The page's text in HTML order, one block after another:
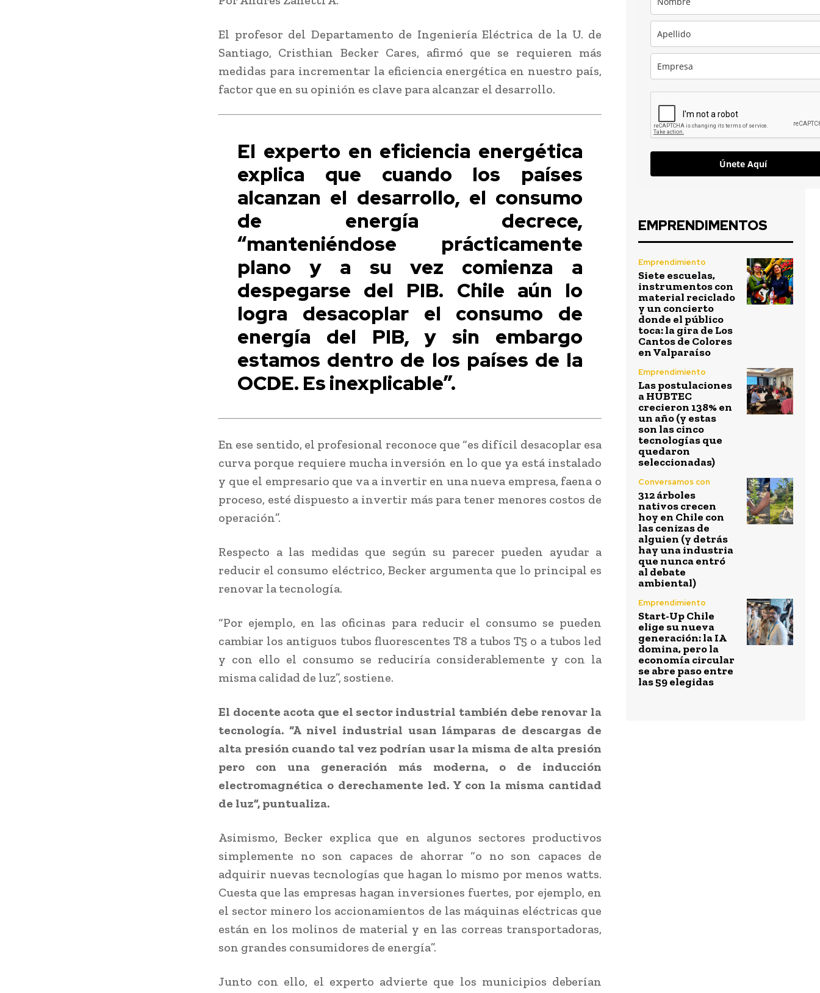
El profesor del Departamento de Ingeniería Eléctrica de la U. de
Santiago, Cristhian Becker Cares, afirmó que se requieren más
medidas para incrementar la eficiencia energética en nuestro país,
factor que en su opinión es clave para alcanzar el desarrollo.
El experto en eficiencia energética
explica que cuando los países
alcanzan el desarrollo, el consumo
de energía decrece,
“manteniéndose prácticamente
plano y a su vez comienza a
despegarse del PIB. Chile aún lo
logra desacoplar el consumo de
energía del PIB, y sin embargo
estamos dentro de los países de la
OCDE. Es inexplicable”.
En ese sentido, el profesional reconoce que “es difícil desacoplar esa
curva porque requiere mucha inversión en lo que ya está instalado
y que el empresario que va a invertir en una nueva empresa, faena o
proceso, esté dispuesto a invertir más para tener menores costos de
operación”.
Respecto a las medidas que según su parecer pueden ayudar a
reducir el consumo eléctrico, Becker argumenta que lo principal es
renovar la tecnología.
“Por ejemplo, en las oficinas para reducir el consumo se pueden
cambiar los antiguos tubos fluorescentes T8 a tubos T5 o a tubos led
y con ello el consumo se reduciría considerablemente y con la
misma calidad de luz”, sostiene.
El docente acota que el sector industrial también debe renovar la
tecnología. “A nivel industrial usan lámparas de descargas de
alta presión cuando tal vez podrían usar la misma de alta presión
pero con una generación más moderna, o de inducción
electromagnética o derechamente led. Y con la misma cantidad
de luz”, puntualiza.
Asimismo, Becker explica que en algunos sectores productivos
simplemente no son capaces de ahorrar “o no son capaces de
adquirir nuevas tecnologías que hagan lo mismo por menos watts.
Cuesta que las empresas hagan inversiones fuertes, por ejemplo, en
el sector minero los accionamientos de las máquinas eléctricas que
están en los molinos de material y en las correas transportadoras,
son grandes consumidores de energía”.
Junto con ello, el experto advierte que los municipios deberían
Únete Aquí
EMPRENDIMENTOS
Emprendimiento
Siete escuelas,
instrumentos con
material reciclado
y un concierto
donde el público
toca: la gira de Los
Cantos de Colores
en Valparaíso
Emprendimiento
Las postulaciones
a HUBTEC
crecieron 138% en
un año (y estas
son las cinco
tecnologías que
quedaron
seleccionadas)
Conversamos con
312 árboles
nativos crecen
hoy en Chile con
las cenizas de
alguien (y detrás
hay una industria
que nunca entró
al debate
ambiental)
Emprendimiento
Start-Up Chile
elige su nueva
generación: la IA
domina, pero la
economía circular
se abre paso entre
las 59 elegidas